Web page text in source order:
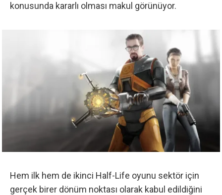
konusunda kararlı olması makul görünüyor.
Hem ilk hem de ikinci Half-Life oyunu sektör için
gerçek birer dönüm noktası olarak kabul edildiğini